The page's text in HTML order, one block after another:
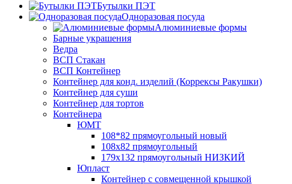
Бутылки ПЭТ
Одноразовая посуда
Алюминиевые формы
Барные украшения
Ведра
ВСП Стакан
ВСП Контейнер
Контейнер для конд. изделий (Коррексы Ракушки)
Контейнер для суши
Контейнер для тортов
Контейнера
ЮМТ
108*82 прямоугольный новый
108х82 прямоугольный
179х132 прямоугольный НИЗКИЙ
Юпласт
Контейнер с совмещенной крышкой